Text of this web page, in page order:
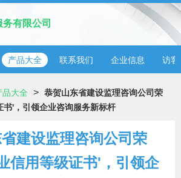
有限公司
产品大全 联系我们 企业信息 访客
品大全 > 恭贺山东省建设监理咨询公司荣
'，引领企业咨询服务新标杆
建设监理咨询公司荣
信用等级证书'，引领企